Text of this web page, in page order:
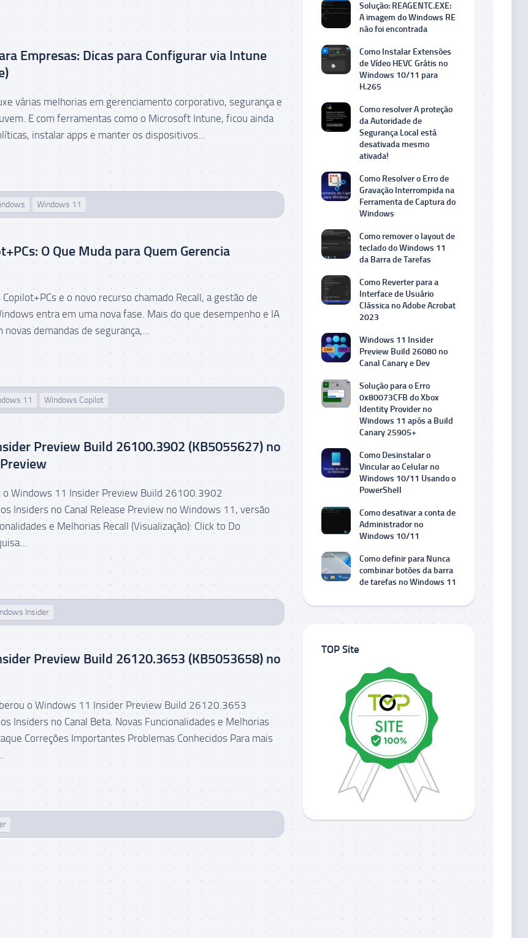
Empresas: Dicas para Configurar via Intune
várias melhorias em gerenciamento corporativo, segurança e
E com ferramentas como o Microsoft Intune, ficou ainda
instalar apps e manter os dispositivos...
Windows 11
O Que Muda para Quem Gerencia
Copilot+PCs e o novo recurso chamado Recall, a gestão de
entra em uma nova fase. Mais do que desempenho e IA
novas demandas de segurança,...
11 Windows Copilot
Preview Build 26100.3902 (KB5055627) no
Windows 11 Insider Preview Build 26100.3902
Insiders no Canal Release Preview no Windows 11, versão
e Melhorias Recall (Visualização): Click to Do
Insider
Preview Build 26120.3653 (KB5053658) no
o Windows 11 Insider Preview Build 26120.3653
Insiders no Canal Beta. Novas Funcionalidades e Melhorias
Correções Importantes Problemas Conhecidos Para mais
Solução: REAGENTC.EXE:
A imagem do Windows RE
não foi encontrada
Como Instalar Extensões
de Vídeo HEVC Grátis no
Windows 10/11 para
H.265
Como resolver A proteção
da Autoridade de
Segurança Local está
desativada mesmo
ativada!
Como Resolver o Erro de
Gravação Interrompida na
Ferramenta de Captura do
Windows
Como remover o layout de
teclado do Windows 11
da Barra de Tarefas
Como Reverter para a
Interface de Usuário
Clássica no Adobe Acrobat
2023
Windows 11 Insider
Preview Build 26080 no
Canal Canary e Dev
Solução para o Erro
0x80073CFB do Xbox
Identity Provider no
Windows 11 após a Build
Canary 25905+
Como Desinstalar o
Vincular ao Celular no
Windows 10/11 Usando o
PowerShell
Como desativar a conta de
Administrador no
Windows 10/11
Como definir para Nunca
combinar botões da barra
de tarefas no Windows 11
TOP Site